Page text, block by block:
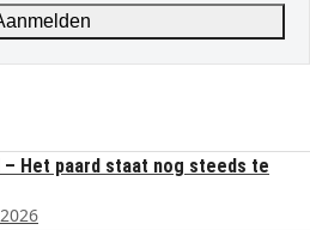
– Het paard staat nog steeds te